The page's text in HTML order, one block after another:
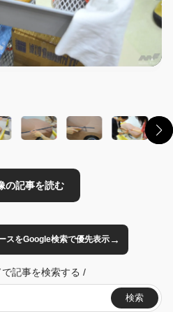
スをGoogle検索で優先表示→
記事を検索する /
検索